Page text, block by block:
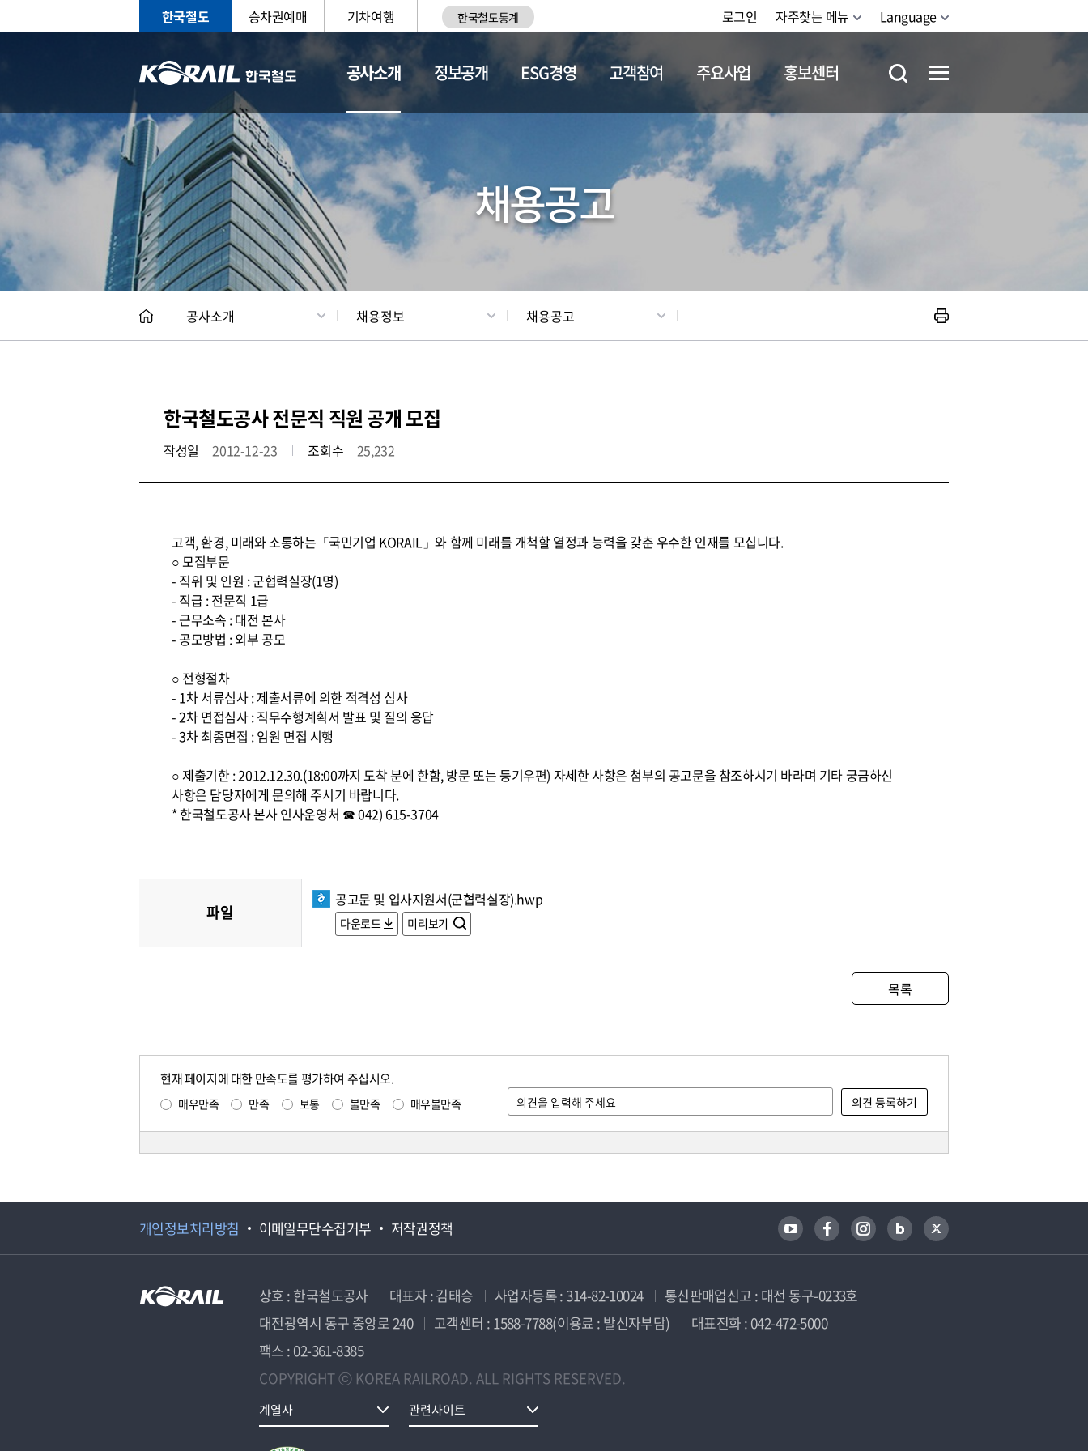
한국철도 승차권예매 기차여행 한국철도통계 로그인 자주찾는 메뉴 Language
공사소개
CEO 일반현황 채용정보
정보공개 ESG경영 고객참여 주요사업 홍보센터
채용공고
공사소개 채용정보 채용공고
한국철도공사 전문직 직원 공개 모집
작성일 2012-12-23 조회수 25,232
고객, 환경, 미래와 소통하는「국민기업 KORAIL」와 함께 미래를 개척할 열정과 능력을 갖춘 우수한 인재를 모십니다.
○ 모집부문
- 직위 및 인원 : 군협력실장(1명)
- 직급 : 전문직 1급
- 근무소속 : 대전 본사
- 공모방법 : 외부 공모
○ 전형절차
- 1차 서류심사 : 제출서류에 의한 적격성 심사
- 2차 면접심사 : 직무수행계획서 발표 및 질의 응답
- 3차 최종면접 : 임원 면접 시행
○ 제출기한 : 2012.12.30.(18:00까지 도착 분에 한함, 방문 또는 등기우편) 자세한 사항은 첨부의 공고문을 참조하시기 바라며 기타 궁금하신
사항은 담당자에게 문의해 주시기 바랍니다.
* 한국철도공사 본사 인사운영처 ☎ 042) 615-3704
파일
공고문 및 입사지원서(군협력실장).hwp
다운로드 미리보기
목록
현재 페이지에 대한 만족도를 평가하여 주십시오.
매우만족 만족 보통 불만족 매우불만족
개인정보처리방침 이메일무단수집거부 저작권정책
상호 : 한국철도공사 대표자 : 김태승 사업자등록 : 314-82-10024
통신판매업신고 : 대전 동구-0233호
대전광역시 동구 중앙로 240
고객센터 : 1588-7788(이용료 : 발신자부담)
대표전화 : 042-472-5000
팩스 : 02-361-8385
COPYRIGHT ⓒ KOREA RAILROAD. ALL RIGHTS RESERVED.
계열사 관련사이트